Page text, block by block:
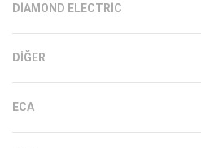
DIAMOND ELECTRIC
DIĞER
ECA